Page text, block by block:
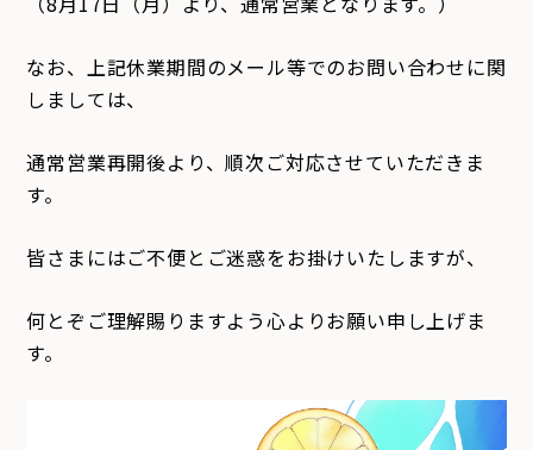
なお、上記休業期間のメール等でのお問い合わせに関
しましては、
通常営業再開後より、順次ご対応させていただきま
す。
皆さまにはご不便とご迷惑をお掛けいたしますが、
何とぞご理解賜りますよう心よりお願い申し上げま
す。